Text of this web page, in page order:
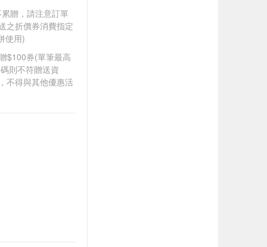
贈，請注意訂單
之折價券消費指定
使用)
$100券(單筆最高
則不符贈送資
不得與其他優惠活